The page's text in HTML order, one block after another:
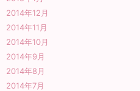
2014年12月
2014年11月
2014年10月
2014年9月
2014年8月
2014年7月